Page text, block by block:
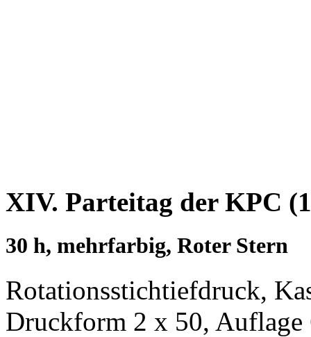
XIV. Parteitag der KPC
30 h, mehrfarbig, Roter Stern
Rotationsstichtiefdruck,
Druckform 2 x 50,